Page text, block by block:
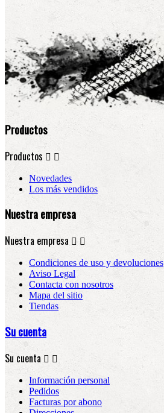
Productos
Productos  
Novedades
Los más vendidos
Nuestra empresa
Nuestra empresa  
Condiciones de uso y devoluciones
Aviso Legal
Contacta con nosotros
Mapa del sitio
Tiendas
Su cuenta
Su cuenta  
Información personal
Pedidos
Facturas por abono